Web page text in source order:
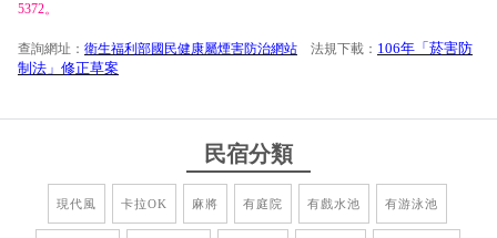
5372。
查詢網址： 衛生福利部國民健康屬煙害防治網站 法規下載： 106年「菸害防
制法」修正草案
民宿分類
現代風 卡拉OK 麻將 有庭院 有戲水池 有游泳池